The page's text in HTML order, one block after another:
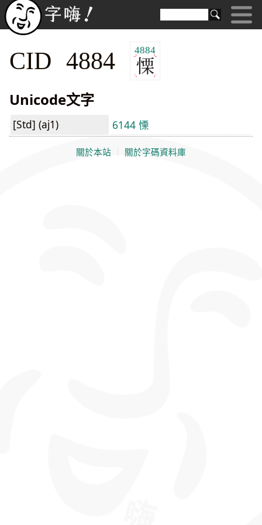
CID 4884 4884
Unicode文字
[Std] (aj1) 6144 慄
關於本站 關於字碼資料庫